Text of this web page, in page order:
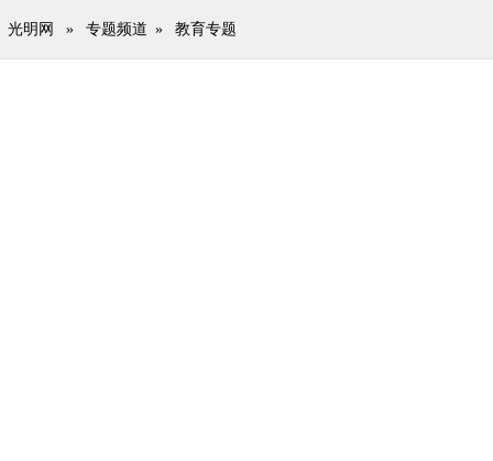
光明网 » 专题频道 » 教育专题